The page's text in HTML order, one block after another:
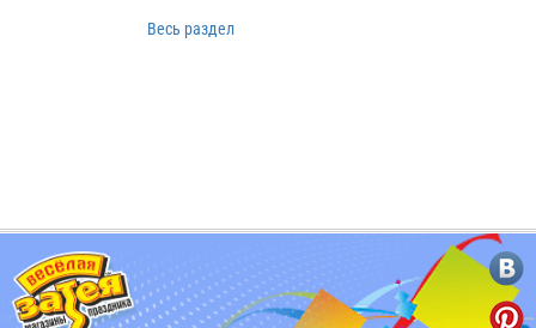
Весь раздел